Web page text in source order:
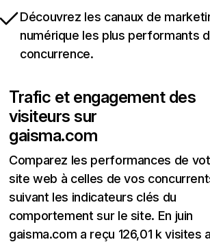
Découvrez les canaux de
numérique les plus performants
concurrence.
Trafic et engagement des
visiteurs sur
gaisma.com
Comparez les performances de
site web à celles de vos
suivant les indicateurs clés du
comportement sur le site. En juin
gaisma.com a reçu 126,01 k visites